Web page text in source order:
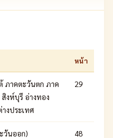
หน้า
ภาคตะวันตก ภาค
งห์บุรี อ่างทอง
งประเทศ
29
วันออก) 48